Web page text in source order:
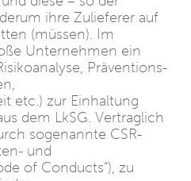
ihre Zulieferer auf
(müssen). Im
Unternehmen ein
Präventions-
etc.) zur Einhaltung
dem LkSG. Vertraglich
sogenannte CSR-
und
of Conducts“), zu